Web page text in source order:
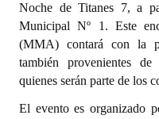
Organigrama
DOCUMENTOS
Noche de Titanes 7, a
Municipal Nº 1. Este
(MMA) contará con la
también provenientes
quienes serán parte de los
El evento es organizado